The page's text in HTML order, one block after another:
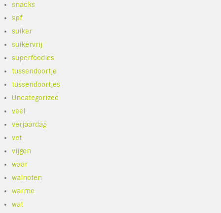
snacks
spf
suiker
suikervrij
superfoodies
tussendoortje
tussendoortjes
Uncategorized
veel
verjaardag
vet
vijgen
waar
walnoten
warme
wat